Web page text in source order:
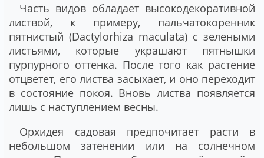
Часть видов обладает высокодекоративной
листвой, к примеру, пальчатокоренник
пятнистый (Dactylorhiza maculata) с зелеными
листьями, которые украшают пятнышки
пурпурного оттенка. После того как растение
отцветет, его листва засыхает, и оно переходит
в состояние покоя. Вновь листва появляется
лишь с наступлением весны.
Орхидея садовая предпочитает расти в
небольшом затенении или на солнечном